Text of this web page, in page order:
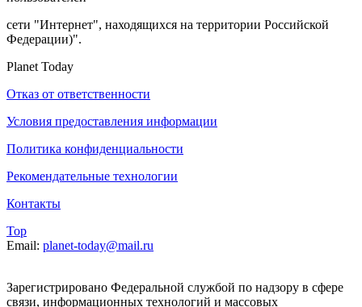
сети "Интернет", находящихся на территории Российской
Федерации)".
Planet Today
Отказ от ответственности
Условия предоставления информации
Политика конфиденциальности
Рекомендательные технологии
Контакты
Top
Email: planet-today@mail.ru
Зарегистрировано Федеральной службой по надзору в сфере
связи, информационных технологий и массовых